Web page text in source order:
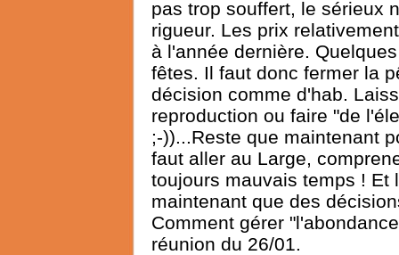
pas trop souffert, le sérieux
rigueur. Les prix
à l'année dernière.
fêtes. Il faut donc fermer la
décision comme d'hab.
reproduction ou faire "de
;-))...Reste que maintenant
faut aller au Large,
toujours mauvais temps ! Et
maintenant que des
Comment gérer
réunion du 26/01.